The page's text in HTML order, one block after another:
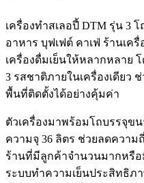
เครื่องทำสเลอปี้ DTM รุ่น 3
อาหาร บุฟเฟต์ คาเฟ่ ร้านเค
เครื่องดื่มเย็นให้หลากหลาย
3 รสชาติภายในเครื่องเดียว
พื้นที่ติดตั้งได้อย่างคุ้มค่า
ตัวเครื่องมาพร้อมโถบรรจุข
ความจุ 36 ลิตร ช่วยลดความ
ร้านที่มีลูกค้าจำนวนมากหรื
ระบบทำความเย็นประสิทธิภ